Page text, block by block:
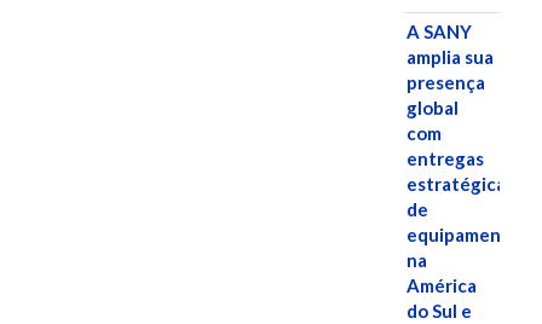
A SANY
amplia sua
presença
global
com
entregas
estratégicas
de
equipamentos
na
América
do Sul e